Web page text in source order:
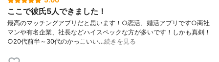
ここで彼氏5人できました！
最高のマッチングアプリだと思います！○恋活、婚活アプリです○商社
マンや有名企業、社長などハイスペックな方が多いです！しかも真剣！
○20代前半～30代のかっこいい…続きを見る